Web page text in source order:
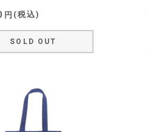
税込
SOLD OUT